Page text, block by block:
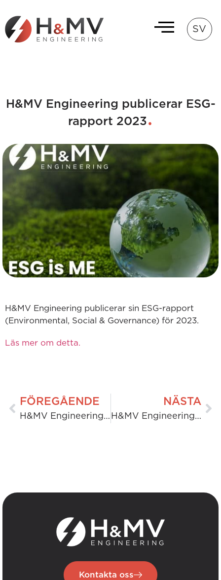
SV
H&MV Engineering publicerar ESG-
rapport 2023
H&MV Engineering publicerar sin ESG-rapport
(Environmental, Social & Governance) för 2023.
Läs mer om detta.
FÖREGÅENDE
H&MV Engineering vinner AWS Ireland Horizon Awards
NÄSTA
H&MV Engineering tillkännager sponsring av den lovande golfspelaren Mark Power
Kontakta oss